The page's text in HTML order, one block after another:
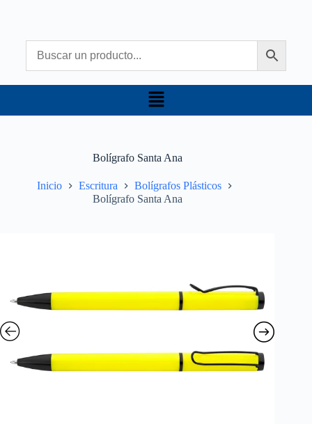
Bolígrafo Santa Ana
Inicio Escritura
Bolígrafos Plásticos
Bolígrafo Santa Ana